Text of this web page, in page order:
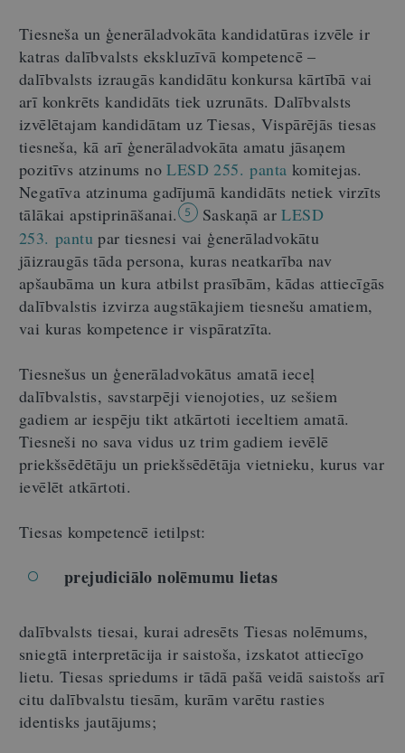
Tiesneša un ģenerāladvokāta kandidatūras izvēle ir
katras dalībvalsts ekskluzīvā kompetencē –
dalībvalsts izraugās kandidātu konkursa kārtībā vai
arī konkrēts kandidāts tiek uzrunāts. Dalībvalsts
izvēlētajam kandidātam uz Tiesas, Vispārējās tiesas
tiesneša, kā arī ģenerāladvokāta amatu jāsaņem
pozitīvs atzinums noLESD 255. panta komitejas.
Negatīva atzinuma gadījumā kandidāts netiek virzīts
tālākai apstiprināšanai.
5 Saskaņā arLESD
253. pantu par tiesnesi vai ģenerāladvokātu
jāizraugās tāda persona, kuras neatkarība nav
apšaubāma un kura atbilst prasībām, kādas attiecīgās
dalībvalstis izvirza augstākajiem tiesnešu amatiem,
vai kuras kompetence ir vispāratzīta.
Tiesnešus un ģenerāladvokātus amatā ieceļ
dalībvalstis, savstarpēji vienojoties, uz sešiem
gadiem ar iespēju tikt atkārtoti ieceltiem amatā.
Tiesneši no sava vidus uz trim gadiem ievēlē
priekšsēdētāju un priekšsēdētāja vietnieku, kurus var
ievēlēt atkārtoti.
Tiesas kompetencē ietilpst:
prejudiciālo nolēmumu lietas
dalībvalsts tiesai, kurai adresēts Tiesas nolēmums,
sniegtā interpretācija ir saistoša, izskatot attiecīgo
lietu. Tiesas spriedums ir tādā pašā veidā saistošs arī
citu dalībvalstu tiesām, kurām varētu rasties
identisks jautājums;